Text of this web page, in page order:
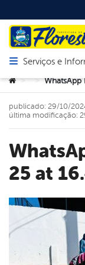
Abrir menu
Serviços e
Você está aqui:
> > WhatsApp
WhatsApp Image 2024-10-
25 at
publicado: 29/10/
última modificação: